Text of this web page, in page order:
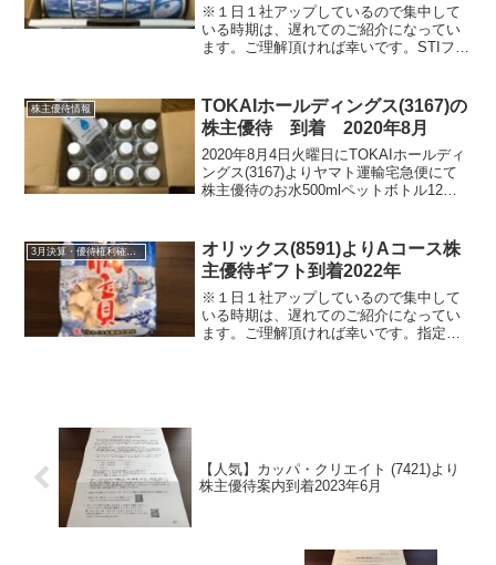
※１日１社アップしているので集中して
いる時期は、遅れてのご紹介になってい
ます。ご理解頂ければ幸いです。STIフー
優待が届きました。STIフードホールディ
ン...
株主優待情報
TOKAIホールディングス(3167)の
株主優待 到着 2020年8月
2020年8月4日火曜日にTOKAIホールディ
ングス(3167)よりヤマト運輸宅急便にて
株主優待のお水500mlペットボトル12本
主総会の議決の案内と...
3月決算・優待権利確定銘柄
オリックス(8591)よりAコース株
主優待ギフト到着2022年
※１日１社アップしているので集中して
いる時期は、遅れてのご紹介になってい
ます。ご理解頂ければ幸いです。指定日
【人気】カッパ・クリエイト (7421)より
株主優待案内到着2023年6月